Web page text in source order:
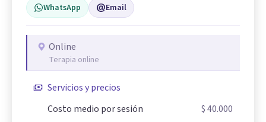
WhatsApp Email
Online
Terapia online
Servicios y precios
Costo medio por sesión
$ 40.000